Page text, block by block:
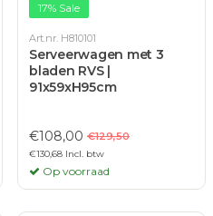
17% Sale
Art.nr. H810101
Serveerwagen met 3
bladen RVS |
91x59xH95cm
€108,00 €129,50
€130,68 Incl. btw
Op voorraad